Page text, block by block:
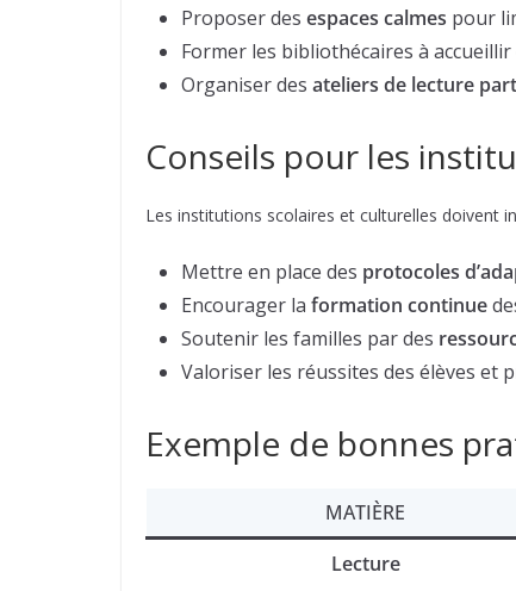
Proposer des espaces calmes pour
Former les bibliothécaires à
Organiser des ateliers de lecture
Conseils pour les
Les institutions scolaires et culturelles doivent
Mettre en place des protocoles
Encourager la formation continue
Soutenir les familles par des
Valoriser les réussites des élèves
Exemple de bonnes
MATIÈRE
Lecture